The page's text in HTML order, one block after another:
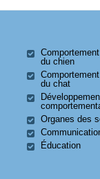
Comportement
du chien
Comportement
du chat
Organes des
Éducation